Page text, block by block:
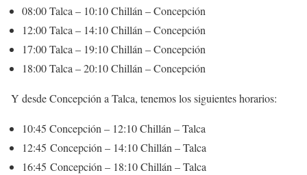
08:00 Talca – 10:10 Chillán – Concepción
12:00 Talca – 14:10 Chillán – Concepción
17:00 Talca – 19:10 Chillán – Concepción
18:00 Talca – 20:10 Chillán – Concepción
Y desde Concepción a Talca, tenemos los siguientes horarios:
10:45 Concepción – 12:10 Chillán – Talca
12:45 Concepción – 14:10 Chillán – Talca
16:45 Concepción – 18:10 Chillán – Talca